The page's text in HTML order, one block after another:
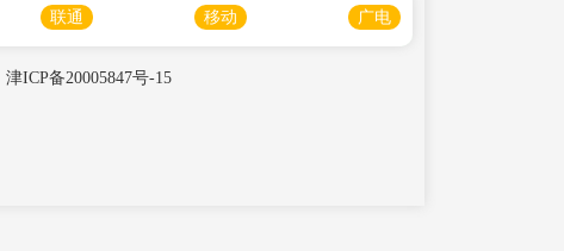
联通 移动 广电
津ICP备20005847号-15